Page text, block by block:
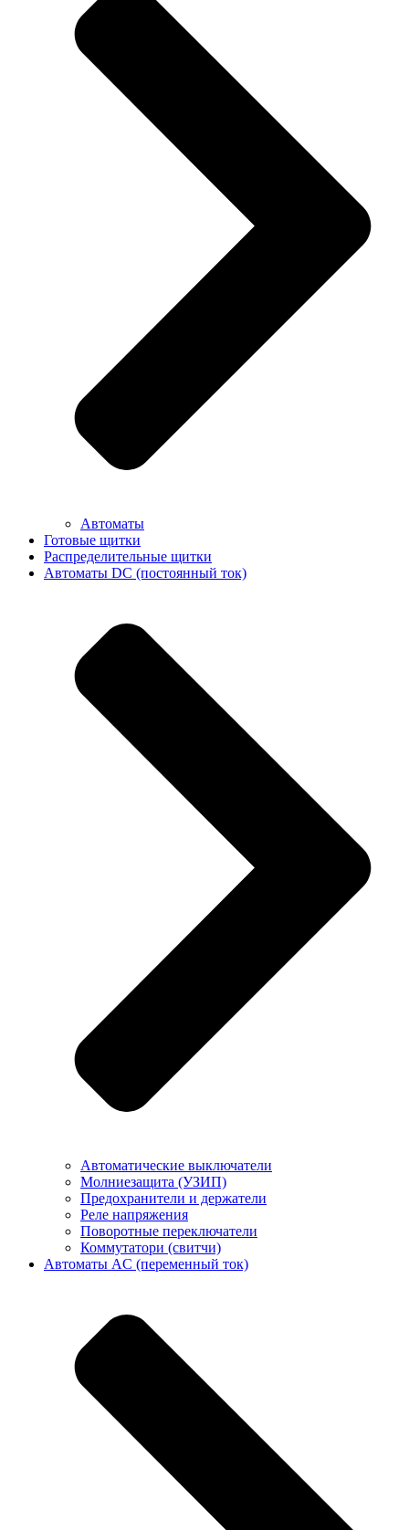
Автоматы
Готовые щитки
Распределительные щитки
Автоматы DC (постоянный ток)
Автоматические выключатели
Молниезащита (УЗИП)
Предохранители и держатели
Реле напряжения
Поворотные переключатели
Коммутатори (свитчи)
Автоматы AC (переменный ток)